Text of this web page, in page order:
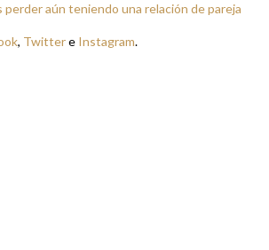
perder aún teniendo una relación de pareja
, Twittere Instagram.